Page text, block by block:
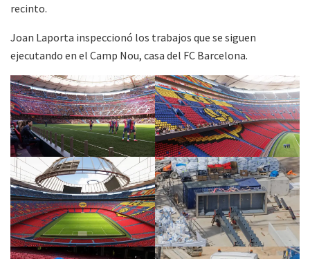
recinto.
Joan Laporta inspeccionó los trabajos que se siguen
ejecutando en el Camp Nou, casa del FC Barcelona.